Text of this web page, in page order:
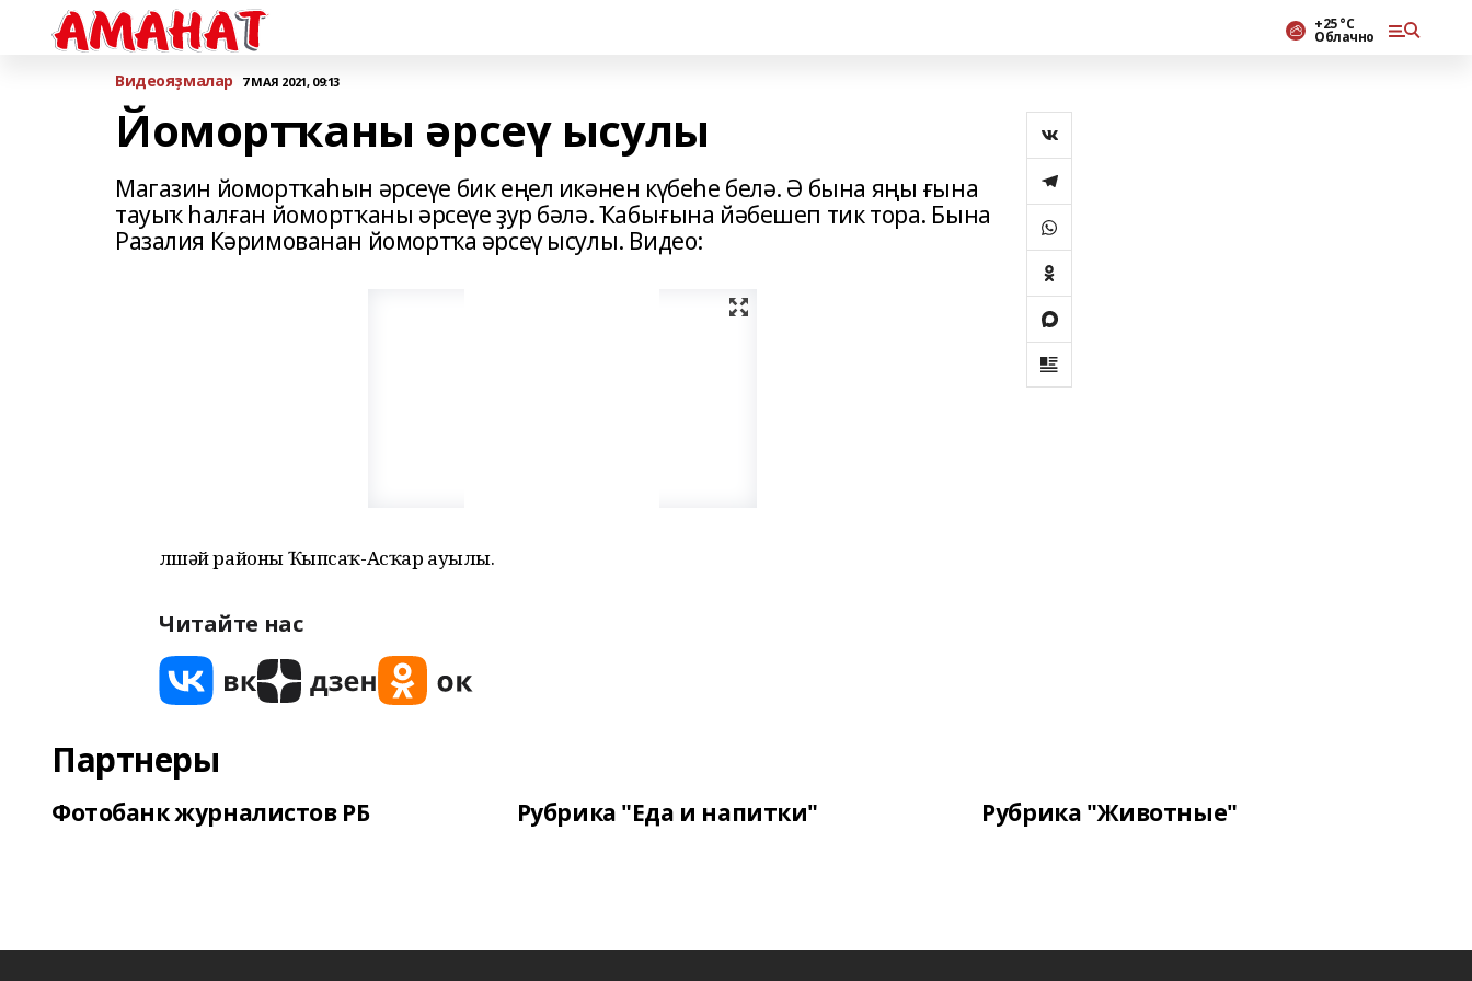
+25 °С
Облачно
Bидеояҙмалар 7 МАЯ 2021, 09:13
Йомортҡаны әрсеү ысулы
Магазин йомортҡаһын әрсеүе бик еңел икәнен күбеһе белә. Ә бына яңы ғына
тауыҡ һалған йомортҡаны әрсеүе ҙур бәлә. Ҡабығына йәбешеп тик тора. Бына
Разалия Кәримованан йомортҡа әрсеү ысулы. Видео:
Әлшәй районы Ҡыпсаҡ-Асҡар ауылы.
Читайте нас
Партнеры
Фотобанк журналистов РБ Рубрика "Еда и напитки" Рубрика "Животные"